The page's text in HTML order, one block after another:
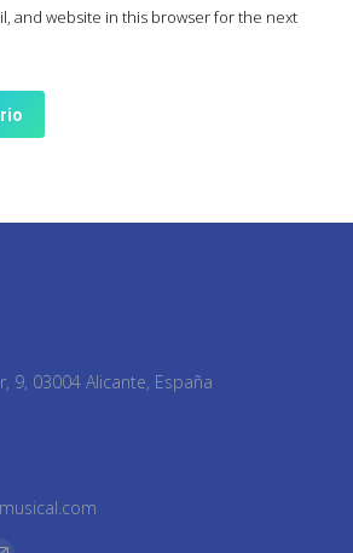
and website in this browser for the next
9, 03004 Alicante, España